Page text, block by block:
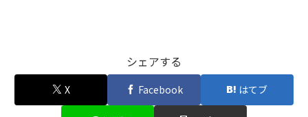
シェアする
X Facebook はてブ